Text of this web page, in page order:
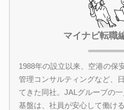
マイナビ転職
1988年の設立以来、空港の保
管理コンサルティングなど、
てきた同社。JALグループの
基盤は、社員が安心して働け